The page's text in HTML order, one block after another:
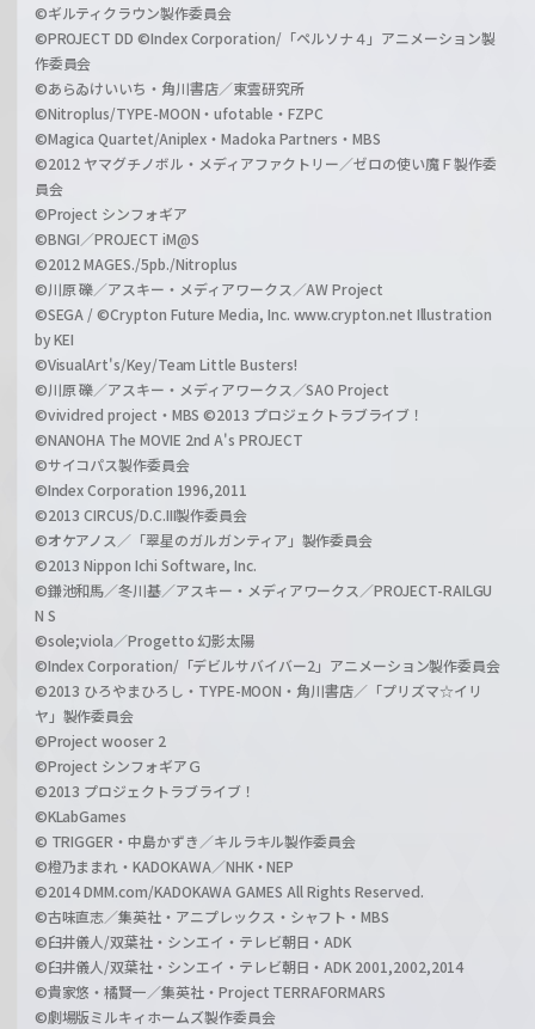
©ギルティクラウン製作委員会
©PROJECT DD ©Index Corporation/「ペルソナ４」アニメーション製
作委員会
©あらゐけいいち・角川書店／東雲研究所
©Nitroplus/TYPE-MOON・ufotable・FZPC
©Magica Quartet/Aniplex・Madoka Partners・MBS
©2012 ヤマグチノボル・メディアファクトリー／ゼロの使い魔Ｆ製作委
員会
©Project シンフォギア
©BNGI／PROJECT iM@S
©2012 MAGES./5pb./Nitroplus
©川原 礫／アスキー・メディアワークス／AW Project
©SEGA / ©Crypton Future Media, Inc. www.crypton.net Illustration
by KEI
©VisualArt's/Key/Team Little Busters!
©川原 礫／アスキー・メディアワークス／SAO Project
©vividred project・MBS ©2013 プロジェクトラブライブ！
©NANOHA The MOVIE 2nd A's PROJECT
©サイコパス製作委員会
©Index Corporation 1996,2011
©2013 CIRCUS/D.C.III製作委員会
©オケアノス／「翠星のガルガンティア」製作委員会
©2013 Nippon Ichi Software, Inc.
©鎌池和馬／冬川基／アスキー・メディアワークス／PROJECT-RAILGU
N S
©sole;viola／Progetto 幻影太陽
©Index Corporation/「デビルサバイバー2」アニメーション製作委員会
©2013 ひろやまひろし・TYPE-MOON・角川書店／「プリズマ☆イリ
ヤ」製作委員会
©Project wooser 2
©Project シンフォギアＧ
©2013 プロジェクトラブライブ！
©KLabGames
© TRIGGER・中島かずき／キルラキル製作委員会
©橙乃ままれ・KADOKAWA／NHK・NEP
©2014 DMM.com/KADOKAWA GAMES All Rights Reserved.
©古味直志／集英社・アニプレックス・シャフト・MBS
©臼井儀人/双葉社・シンエイ・テレビ朝日・ADK
©臼井儀人/双葉社・シンエイ・テレビ朝日・ADK 2001,2002,2014
©貴家悠・橘賢一／集英社・Project TERRAFORMARS
©劇場版ミルキィホームズ製作委員会